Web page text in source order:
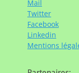
Mail
Twitter
Facebook
Linkedin
Mentions